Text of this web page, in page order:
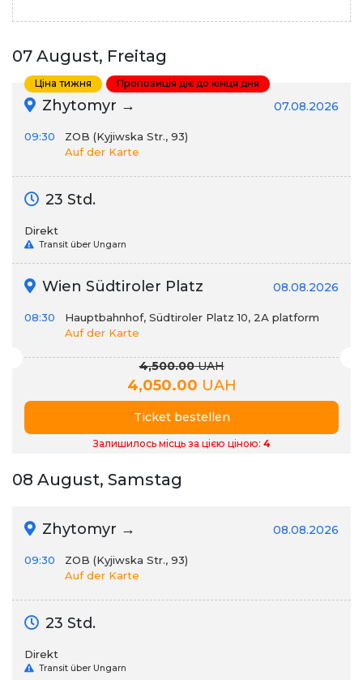
07 August, Freitag
Zhytomyr → 07.08.2026
09:30
ZOB (Kyjiwska Str., 93)
Auf der Karte
23 Std.
Direkt
Transit über Ungarn
Wien Südtiroler Platz 08.08.2026
08:30
Hauptbahnhof, Südtiroler Platz 10, 2А platform
Auf der Karte
4,500.00UAH
4,050.00 UAH
Ticket bestellen
Залишилось місць за цією ціною: 4
Ціна тижня Пропозиція діє до кінця дня
08 August, Samstag
Zhytomyr → 08.08.2026
09:30
ZOB (Kyjiwska Str., 93)
Auf der Karte
23 Std.
Direkt
Transit über Ungarn